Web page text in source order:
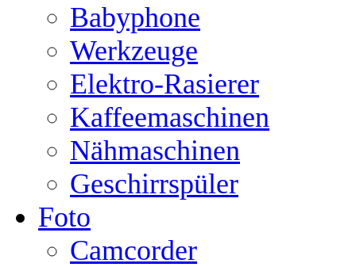
Babyphone
Werkzeuge
Elektro-Rasierer
Kaffeemaschinen
Nähmaschinen
Geschirrspüler
Foto
Camcorder